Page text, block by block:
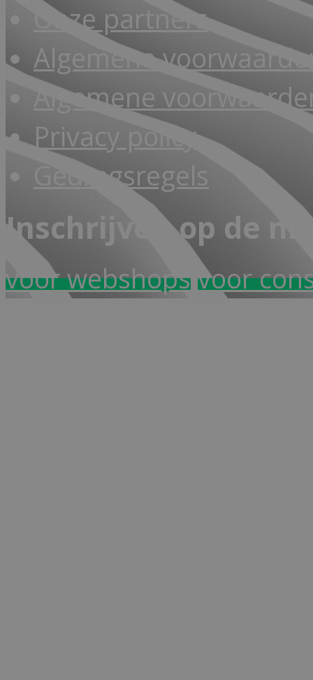
Onze partners
Algemene
Algemene
Privacy policy
Gedragsregels
Inschrijven op de
voor webshopsvoor